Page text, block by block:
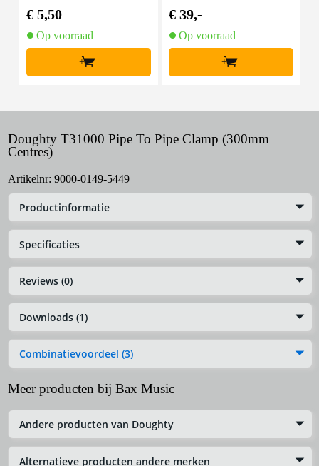
€ 5,50
Op voorraad
+
€ 39,-
Op voorraad
+
Doughty T31000 Pipe To Pipe Clamp (300mm
Centres)
Artikelnr: 9000-0149-5449
Productinformatie
Specificaties
Reviews (0)
Downloads (1)
Combinatievoordeel (3)
Meer producten bij Bax Music
Andere producten van Doughty
Alternatieve producten andere merken